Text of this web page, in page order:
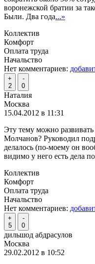
воронежской братии за
Были. Два года...»
Коллектив
Комфорт
Оплата труда
Начальство
Нет комментариев:
+
2
-
0
Наталия
Москва
15.04.2012 в 11:31
Эту тему можно
Молчанов? Руководил
делалось (по-моему он
видимо у него есть дела
Коллектив
Комфорт
Оплата труда
Начальство
Нет комментариев:
+
5
-
0
дильшод абдрасулов
Москва
29.02.2012 в 10:52